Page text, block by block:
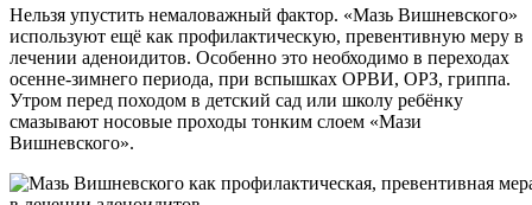
Нельзя упустить немаловажный фактор. «Мазь Вишневского»
используют ещё как профилактическую, превентивную меру в
лечении аденоидитов. Особенно это необходимо в переходах
осенне-зимнего периода, при вспышках ОРВИ, ОРЗ, гриппа.
Утром перед походом в детский сад или школу ребёнку
смазывают носовые проходы тонким слоем «Мази
Вишневского».